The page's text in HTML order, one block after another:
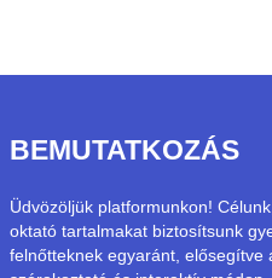
BEMUTATKOZÁS
Üdvözöljük platformunkon!
oktató tartalmakat biztosítsunk
felnőtteknek egyaránt, elősegítve